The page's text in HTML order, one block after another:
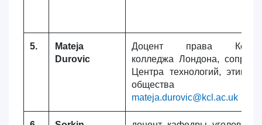
5.
Mateja
Durovic
Доцент права
колледжа Лондона,
Центра технологий, этики,
общества
mateja.durovic@kcl.ac.uk